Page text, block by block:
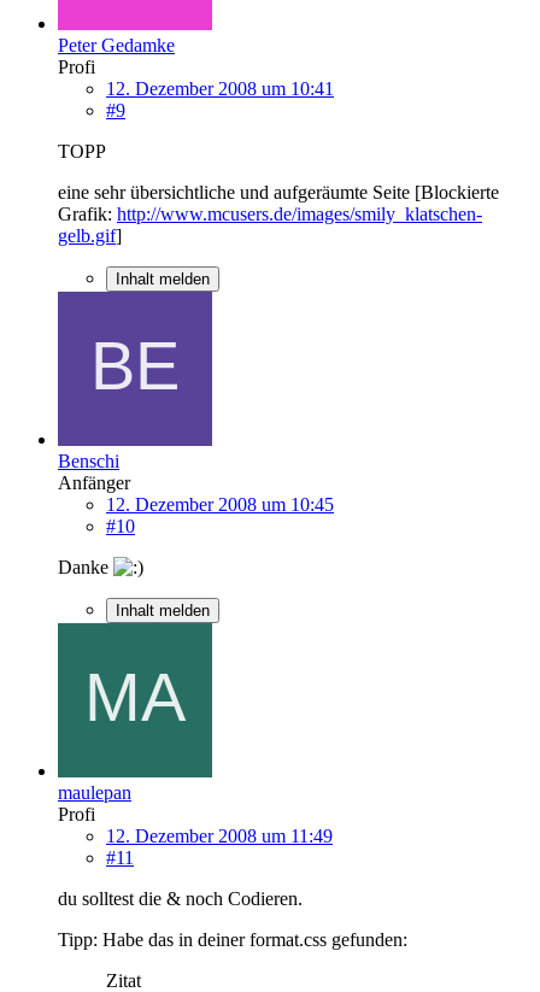
Peter Gedamke
Profi
12. Dezember 2008 um 10:41
#9
TOPP
eine sehr übersichtliche und aufgeräumte Seite [Blockierte
Grafik: http://www.mcusers.de/images/smily_klatschen-
gelb.gif]
Inhalt melden
Benschi
Anfänger
12. Dezember 2008 um 10:45
#10
Danke
Inhalt melden
maulepan
Profi
12. Dezember 2008 um 11:49
#11
du solltest die & noch Codieren.
Tipp: Habe das in deiner format.css gefunden:
Zitat